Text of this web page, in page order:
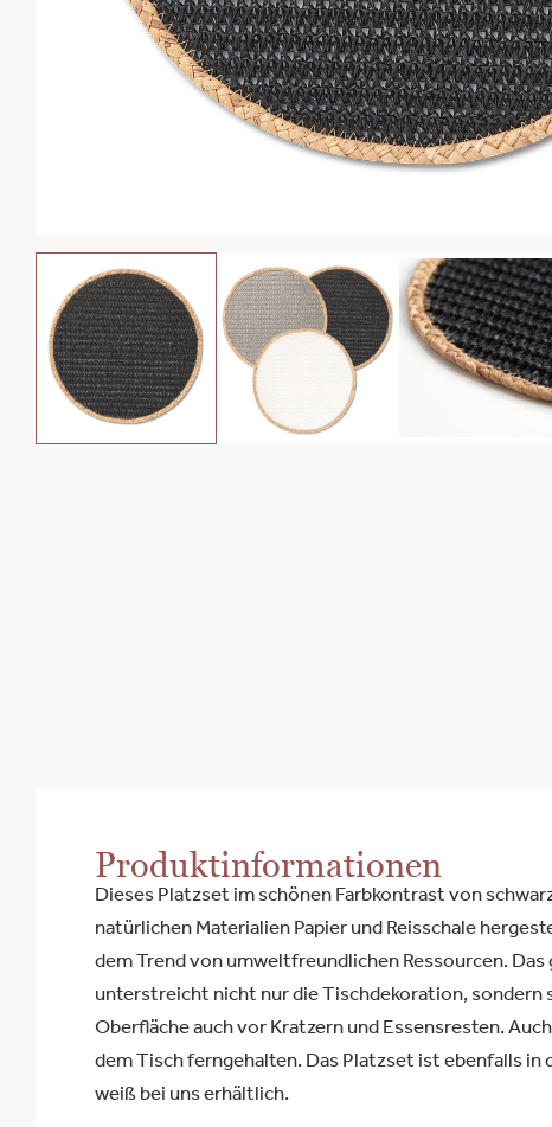
Produktinformationen
Dieses Platzset im schönen Farbkontrast von
natürlichen Materialien Papier und Reisschale
dem Trend von umweltfreundlichen Ressourcen.
unterstreicht nicht nur die Tischdekoration, sondern
Oberfläche auch vor Kratzern und Essensresten.
dem Tisch ferngehalten. Das Platzset ist ebenfalls in
weiß bei uns erhältlich.